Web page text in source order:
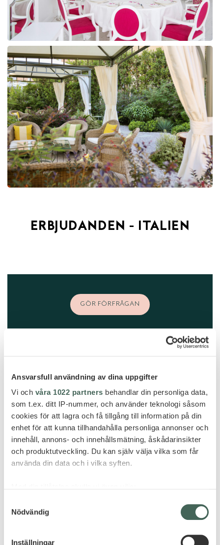
Ansvarsfull användning av dina uppgifter
Vi och våra 1022 partners behandlar din personliga data,
som t.ex. ditt IP-nummer, och använder teknologi såsom
cookies för att lagra och få tillgång till information på din
enhet för att kunna tillhandahålla personliga annonser och
innehåll, annons- och innehållsmätning, åskådarinsikter
och produktutveckling. Du kan själv välja vilka som får
använda din data och i vilka syften.
som kan ha en noggrannhet på upp till flera meter
Nödvändig
Inställningar
ERBJUDANDEN - ITALIEN
GÖR FÖRFRÅGAN